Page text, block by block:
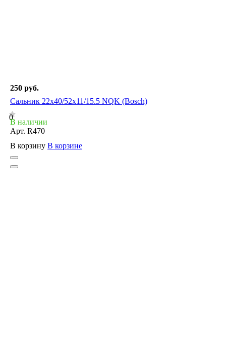
250 руб.
Сальник 22x40/52x11/15.5 NQK (Bosch)
0
В наличии
Арт. R470
В корзину В корзине